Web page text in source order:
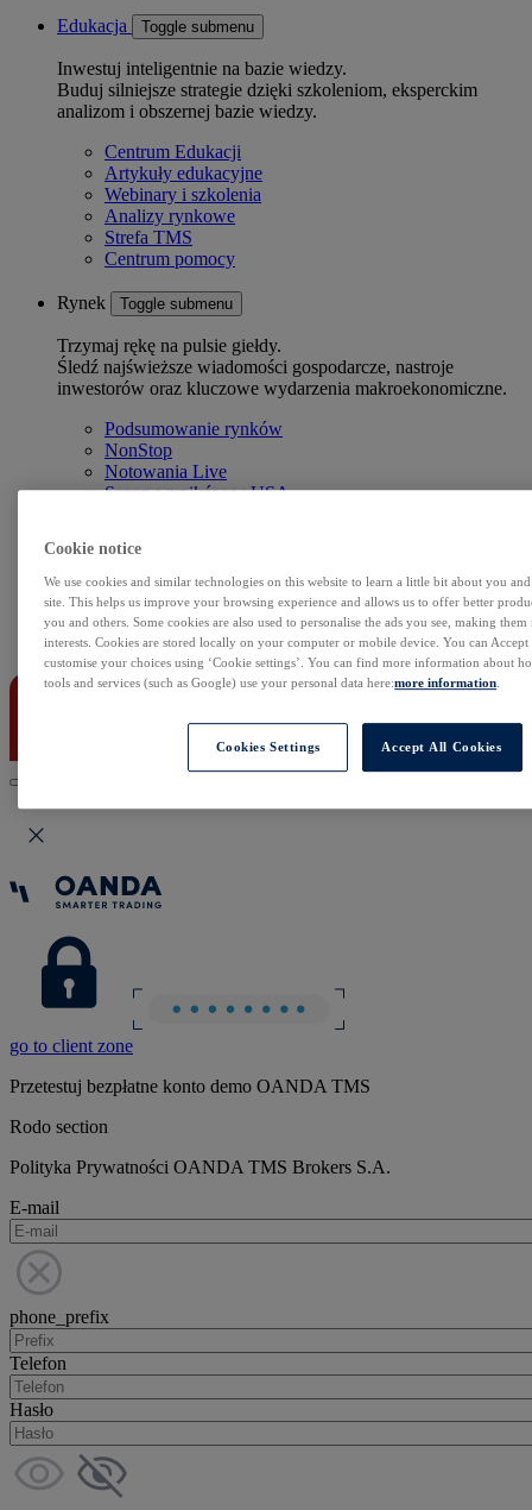
Edukacja Toggle submenu
Inwestuj inteligentnie na bazie wiedzy.
Buduj silniejsze strategie dzięki szkoleniom, eksperckim
analizom i obszernej bazie wiedzy.
Centrum Edukacji
Artykuły edukacyjne
Webinary i szkolenia
Analizy rynkowe
Strefa TMS
Centrum pomocy
Rynek Toggle submenu
Trzymaj rękę na pulsie giełdy.
Śledź najświeższe wiadomości gospodarcze, nastroje
inwestorów oraz kluczowe wydarzenia makroekonomiczne.
Podsumowanie rynków
NonStop
Notowania Live
Sezon wyników w USA
Zdarzenia korporacyjne
Sentyment Klientów
Rolowania
Kontakt
go to client zone
Przetestuj bezpłatne konto demo OANDA TMS
Rodo section
Polityka Prywatności OANDA TMS Brokers S.A.
E-mail
phone_prefix
Telefon
Hasło
Cookie notice
We use cookies and similar technologies on this website to learn a little bit about you
site. This helps us improve your browsing experience and allows us to offer better
you and others. Some cookies are also used to personalise the ads you see, making
interests. Cookies are stored locally on your computer or mobile device. You can
customise your choices using ‘Cookie settings’. You can find more information about
tools and services (such as Google) use your personal data here:more information
Cookies Settings Accept All Cookies